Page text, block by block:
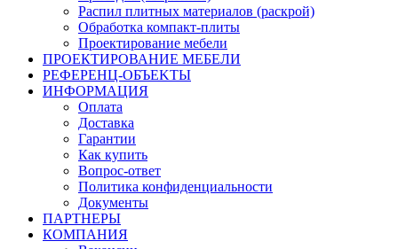
Распил плитных материалов (раскрой)
Обработка компакт-плиты
Проектирование мебели
ПРОЕКТИРОВАНИЕ МЕБЕЛИ
РЕФЕРЕНЦ-ОБЪЕKТЫ
ИНФОРМАЦИЯ
Оплата
Доставка
Гарантии
Как купить
Вопрос-ответ
Политика конфиденциальности
Документы
ПАРТНЕРЫ
КОМПАНИЯ